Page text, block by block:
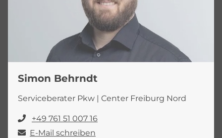
Simon Behrndt
Serviceberater Pkw | Center Freiburg Nord
+49 761 51 007 16
E-Mail schreiben